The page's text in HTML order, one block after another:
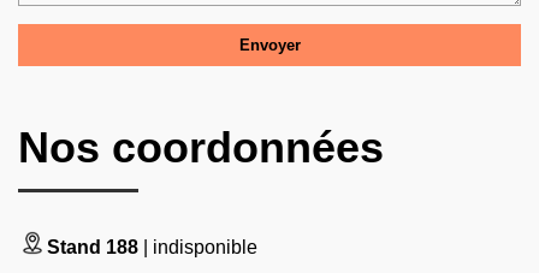
Nos coordonnées
Stand 188 | indisponible